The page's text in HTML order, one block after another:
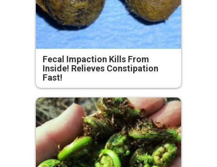
Fecal Impaction Kills From
Inside! Relieves Constipation
Fast!